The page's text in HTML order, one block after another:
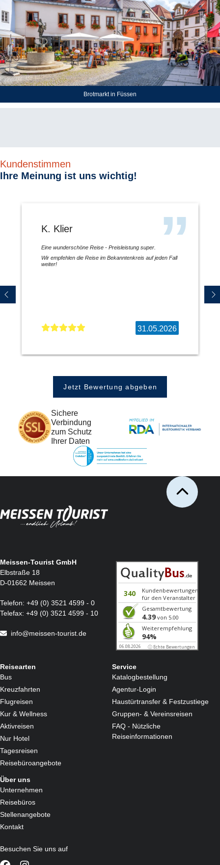
Brotmarkt in Füssen
Kundenstimmen
Ihre Meinung ist uns wichtig!
K. Klier
Eine wunderschöne Reise - Preisleistung super.
Wir empfehlen die Reise im Bekanntenkreis auf jeden Fall
weiter!
31.05.2026
Jetzt Bewertung abgeben
Sichere
Verbindung
zum Schutz
Ihrer Daten
Meissen-Tourist GmbH
Elbstraße 18
D-01662 Meissen
Telefon: +49 (0) 3521 4599 - 0
Telefax: +49 (0) 3521 4599 - 10
info@meissen-tourist.de
Reisearten
Bus
Kreuzfahrten
Flugreisen
Kur & Wellness
Aktivreisen
Nur Hotel
Tagesreisen
Reisebüroangebote
Service
Katalogbestellung
Agentur-Login
Haustürtransfer & Festzustiege
Gruppen- & Vereinsreisen
FAQ - Nützliche
Reiseinformationen
Über uns
Unternehmen
Reisebüros
Stellenangebote
Kontakt
Besuchen Sie uns auf